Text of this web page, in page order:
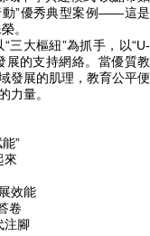
動”優秀典型案例——這是
。
“三大樞紐”為抓手 ，以“U-
展的支持網絡。當優質教
發展的肌理，教育公平便
力量。
”
來
效能
卷
注腳